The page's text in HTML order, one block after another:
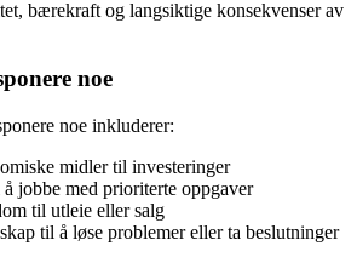
bærekraft og langsiktige konsekvenser av
noe
noe inkluderer:
midler til investeringer
jobbe med prioriterte oppgaver
til utleie eller salg
til å løse problemer eller ta beslutninger